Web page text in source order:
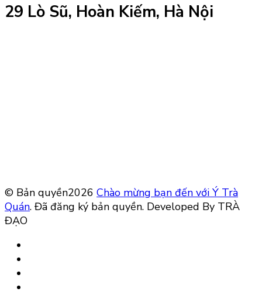
29 Lò Sũ, Hoàn Kiếm, Hà Nội
© Bản quyền2026 Chào mừng bạn đến với Ý Trà
Quán. Đã đăng ký bản quyền. Developed By TRÀ
ĐẠO